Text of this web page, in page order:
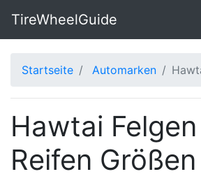
TireWheelGuide
Startseite Automarken
Hawtai
Reifen Größen